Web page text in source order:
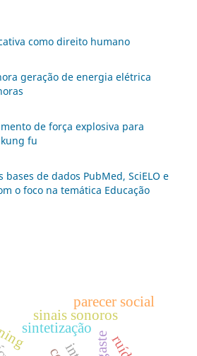
como direito humano
geração de energia elétrica
de força explosiva para
fu
de dados PubMed, SciELO e
o foco na temática Educação
sintetização
sinais sonoros
parecer social